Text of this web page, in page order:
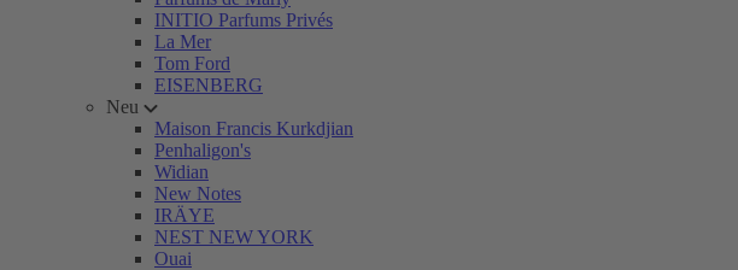
INITIO Parfums Privés
La Mer
Tom Ford
EISENBERG
Neu
Maison Francis Kurkdjian
Penhaligon's
Widian
New Notes
IRÄYE
NEST NEW YORK
Ouai